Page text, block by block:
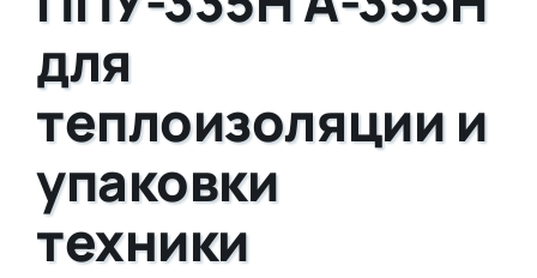
для
теплоизоляции и
упаковки
техники